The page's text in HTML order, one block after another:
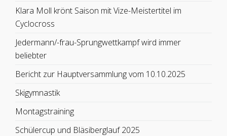
Klara Moll krönt Saison mit Vize-Meistertitel im
Cyclocross
Jedermann/-frau-Sprungwettkampf wird immer
beliebter
Bericht zur Hauptversammlung vom 10.10.2025
Skigymnastik
Montagstraining
Schülercup und Bläsiberglauf 2025